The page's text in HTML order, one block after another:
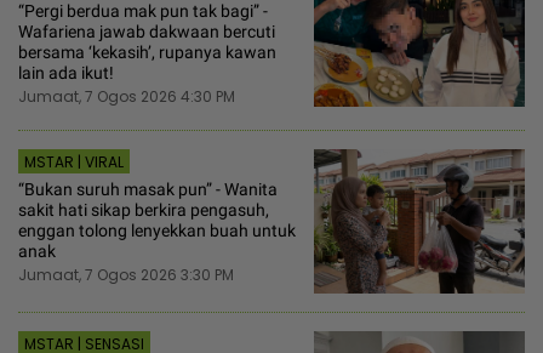
“Pergi berdua mak pun tak bagi” -
Wafariena jawab dakwaan bercuti
bersama ‘kekasih’, rupanya kawan
lain ada ikut!
Jumaat, 7 Ogos 2026 4:30 PM
MSTAR | VIRAL
“Bukan suruh masak pun” - Wanita
sakit hati sikap berkira pengasuh,
enggan tolong lenyekkan buah untuk
anak
Jumaat, 7 Ogos 2026 3:30 PM
MSTAR | SENSASI